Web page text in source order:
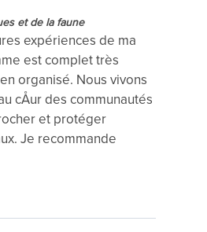
et de la faune
expériences de ma
est complet très
organisé. Nous vivons
cÅur des communautés
et protéger
Je recommande